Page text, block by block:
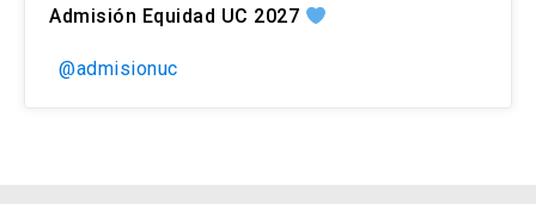
Admisión Equidad UC 2027
@admisionuc